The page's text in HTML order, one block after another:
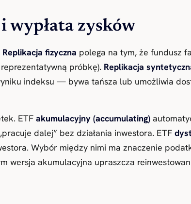
wypłata zysków
Replikacja fizyczna polega na tym, że fundusz
próbkę). Replikacja
indeksu — bywa tańsza lub umożliwia
ETF akumulacyjny (accumulating)
dalej” bez działania inwestora. ETF
Wybór między nimi ma znaczenie
wersja akumulacyjna upraszcza